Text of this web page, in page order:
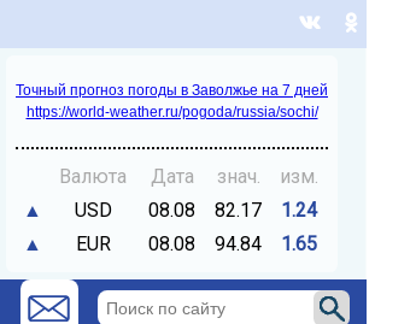
Точный прогноз погоды в Заволжье на 7 дней
https://world-weather.ru/pogoda/russia/sochi/
Валюта Дата знач.
изм.
▲
USD 08.08 82.17
1.24
▲
EUR 08.08 94.84 1.65